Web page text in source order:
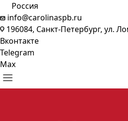
Россия
info@carolinaspb.ru
196084, Санкт-Петербург, ул.
Вконтакте
Telegram
Max